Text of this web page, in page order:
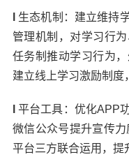
生态机制：建立维持
管理机制，对学习行
任务制推动学习行为
建立线上学习激励制度
平台工具：优化APP
微信公众号提升宣传
平台三方联合运用，提